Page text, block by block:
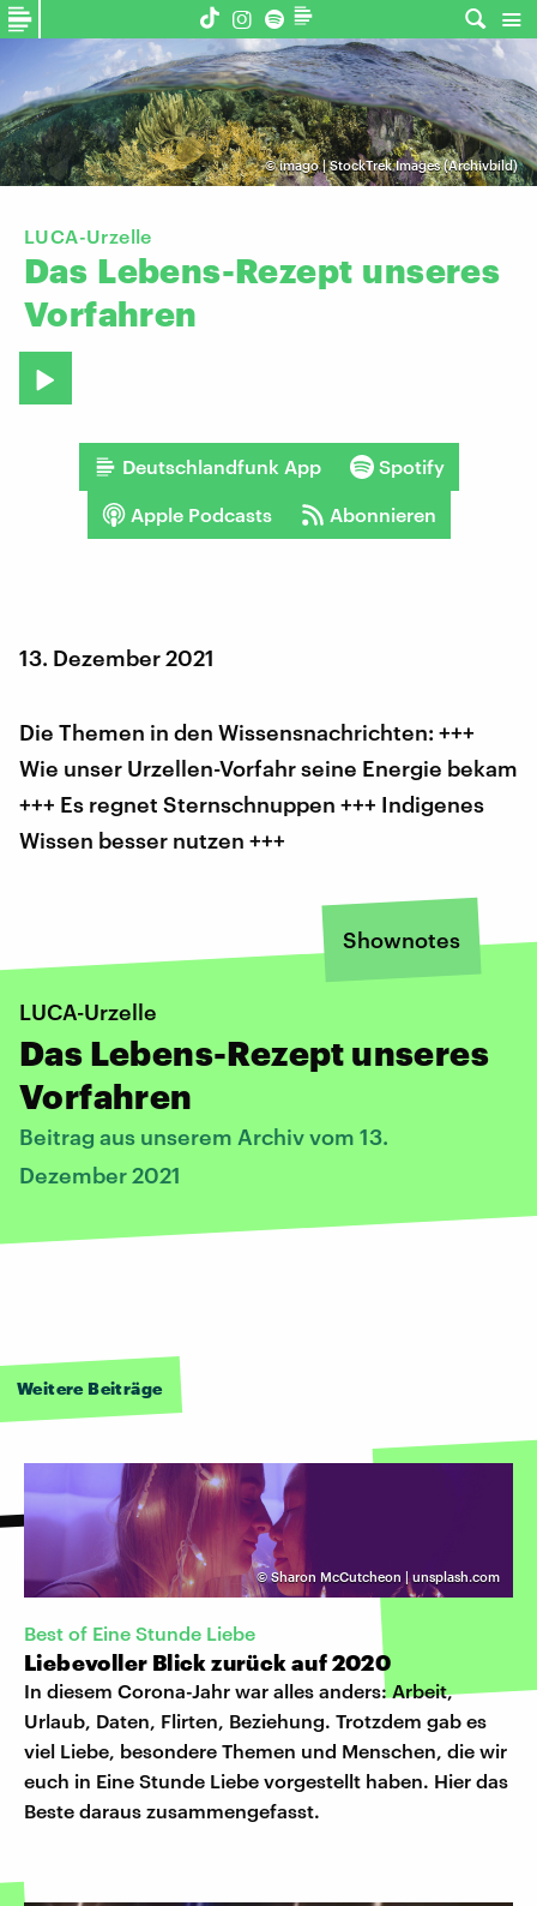
©imago | StockTrek Images (Archivbild)
LUCA-Urzelle
Das Lebens-Rezept unseres
Vorfahren
Deutschlandfunk App Spotify
Apple Podcasts Abonnieren
13. Dezember 2021
Die Themen in den Wissensnachrichten: +++
Wie unser Urzellen-Vorfahr seine Energie bekam
+++ Es regnet Sternschnuppen +++ Indigenes
Wissen besser nutzen +++
Shownotes
LUCA-Urzelle
Das Lebens-Rezept unseres
Vorfahren
Beitrag aus unserem Archiv vom 13.
Dezember 2021
Weitere Beiträge
©Sharon McCutcheon | unsplash.com
Best of Eine Stunde Liebe
Liebevoller Blick zurück auf 2020
In diesem Corona-Jahr war alles anders: Arbeit,
Urlaub, Daten, Flirten, Beziehung. Trotzdem gab es
viel Liebe, besondere Themen und Menschen, die wir
euch in Eine Stunde Liebe vorgestellt haben. Hier das
Beste daraus zusammengefasst.